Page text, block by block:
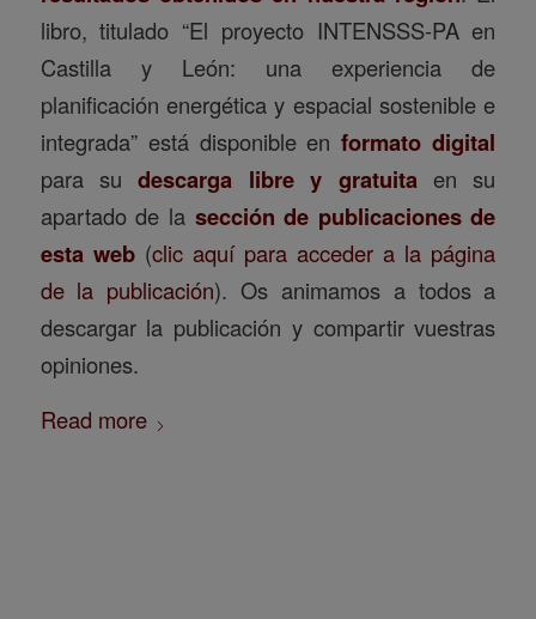
libro, titulado “El proyecto INTENSSS-PA en
Castilla y León: una experiencia de
planificación energética y espacial sostenible e
integrada” está disponible enformato digital
para sudescarga libre y gratuita en su
apartado de la sección de publicaciones de
esta web(clic aquí para acceder a la página
de la publicación). Os animamos a todos a
descargar la publicación y compartir vuestras
opiniones.
Read more